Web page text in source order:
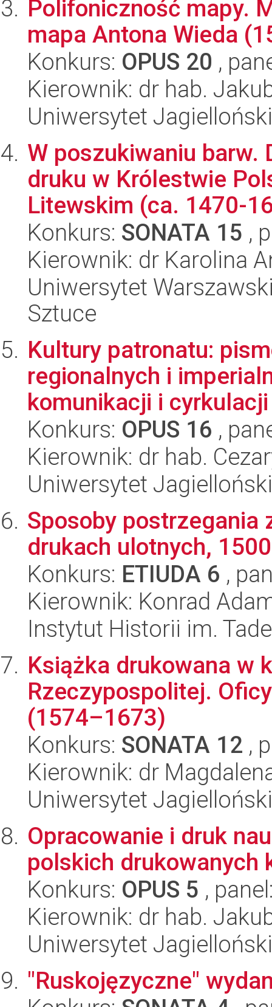
Polifoniczność mapy.
mapa Antona Wieda
Konkurs: OPUS 20 ,
Kierownik: dr hab.
Uniwersytet
W poszukiwaniu barw.
druku w Królestwie
Litewskim (ca. 1470-
Konkurs: SONATA 15 ,
Kierownik: dr Karolina
Uniwersytet
Sztuce
Kultury patronatu:
regionalnych i
komunikacji i
Konkurs: OPUS 16 ,
Kierownik: dr hab.
Uniwersytet
Sposoby postrzegania
drukach ulotnych,
Konkurs: ETIUDA 6 ,
Kierownik: Konrad
Instytut Historii im.
Książka drukowana w
Rzeczypospolitej.
(1574–1673)
Konkurs: SONATA 12 ,
Kierownik: dr
Uniwersytet
Opracowanie i druk
polskich drukowanych
Konkurs: OPUS 5 ,
Kierownik: dr hab.
Uniwersytet
"Ruskojęzyczne"